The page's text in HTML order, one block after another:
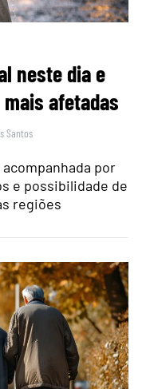
neste dia e
afetadas
Santos
por
e possibilidade de
regiões